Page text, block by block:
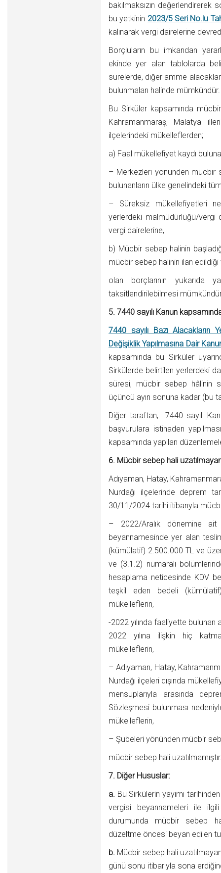
bakılmaksızın değerlendirerek
bu yetkinin 2023/5 Seri No.lu
kalınarak vergi dairelerine
Borçluların bu imkandan
ekinde yer alan tablolarda
sürelerde, diğer amme
bulunmaları halinde mümkündür.
Bu Sirküler kapsamında
Kahramanmaraş, Malatya
ilçelerindeki mükelleflerden;
a) Faal mükellefiyet kaydı
– Merkezleri yönünden mücbir
bulunanların ülke genelindeki
– Süreksiz mükellefiyetleri
yerlerdeki malmüdürlüğü/vergi
vergi dairelerine,
b) Mücbir sebep halinin
mücbir sebep halinin ilan
olan borçlarının yukarıda
taksitlendirilebilmesi
5. 7440 sayılı Kanun
7440 sayılı Bazı Alacakların
Değişiklik Yapılmasına Dair
kapsamında bu Sirküler
Sirkülerde belirtilen yerlerdeki
süresi, mücbir sebep hâlinin
üçüncü ayın sonuna kadar (bu
Diğer taraftan, 7440 sayılı
başvurulara istinaden
kapsamında yapılan
6. Mücbir sebep hali
Adıyaman, Hatay,
Nurdağı ilçelerinde deprem
30/11/2024 tarihi itibarıyla
– 2022/Aralık dönemine
beyannamesinde yer alan
(kümülatif) 2.500.000 TL ve
ve (3.1.2) numaralı
hesaplama neticesinde KDV
teşkil eden bedeli
mükelleflerin,
-2022 yılında faaliyette bulunan
2022 yılına ilişkin hiç
mükelleflerin,
– Adıyaman, Hatay,
Nurdağı ilçeleri dışında
mensuplarıyla arasında
Sözleşmesi bulunması
mükelleflerin,
– Şubeleri yönünden mücbir
mücbir sebep hali
7. Diğer Hususlar:
a. Bu Sirkülerin yayımı
vergisi beyannameleri ile
durumunda mücbir sebep
düzeltme öncesi beyan edilen
b. Mücbir sebep hali
günü sonu itibarıyla sona